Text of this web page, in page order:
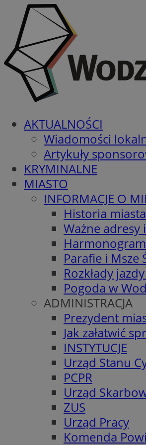
AKTUALNOŚCI
Wiadomości
Artykuły
KRYMINALNE
MIASTO
INFORMACJE O
Historia miasta
Ważne adresy
Parafie i Msze
Rozkłady
Pogoda w
ADMINISTRACJA
Prezydent
Jak załatwić
INSTYTUCJE
Urząd Stanu
PCPR
Urząd
ZUS
Urząd Pracy
Komenda